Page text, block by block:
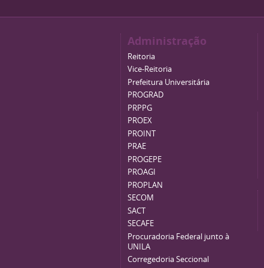
Administração
Reitoria
Vice-Reitoria
Prefeitura Universitária
PROGRAD
PRPPG
PROEX
PROINT
PRAE
PROGEPE
PROAGI
PROPLAN
SECOM
SACT
SECAFE
Procuradoria Federal junto à
UNILA
Corregedoria Seccional